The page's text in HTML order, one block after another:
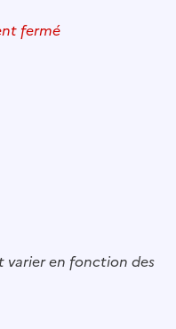
fermé
varier en fonction des